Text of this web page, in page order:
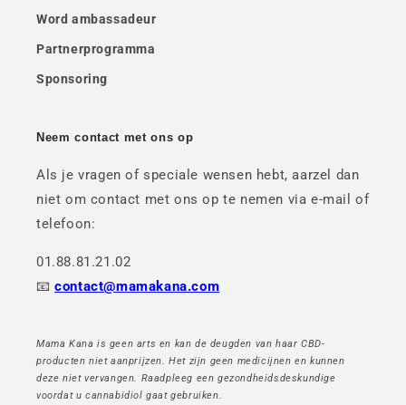
Word ambassadeur
Partnerprogramma
Sponsoring
Neem contact met ons op
Als je vragen of speciale wensen hebt, aarzel dan
niet om contact met ons op te nemen via e-mail of
telefoon:
01.88.81.21.02
📧contact@mamakana.com
Mama Kana is geen arts en kan de deugden van haar CBD-
producten niet aanprijzen. Het zijn geen medicijnen en kunnen
deze niet vervangen. Raadpleeg een gezondheidsdeskundige
voordat u cannabidiol gaat gebruiken.